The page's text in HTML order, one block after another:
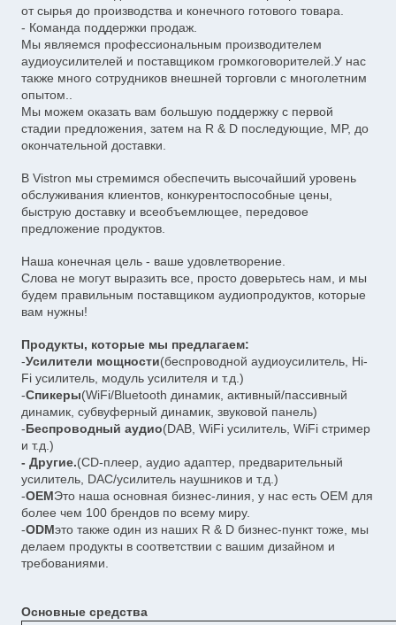
от сырья до производства и конечного готового товара.
- Команда поддержки продаж.
Мы являемся профессиональным производителем
аудиоусилителей и поставщиком громкоговорителей.У нас
также много сотрудников внешней торговли с многолетним
опытом..
Мы можем оказать вам большую поддержку с первой
стадии предложения, затем на R & D последующие, MP, до
окончательной доставки.
В Vistron мы стремимся обеспечить высочайший уровень
обслуживания клиентов, конкурентоспособные цены,
быструю доставку и всеобъемлющее, передовое
предложение продуктов.
Наша конечная цель - ваше удовлетворение.
Слова не могут выразить все, просто доверьтесь нам, и мы
будем правильным поставщиком аудиопродуктов, которые
вам нужны!
Продукты, которые мы предлагаем:
-Усилители мощности(беспроводной аудиоусилитель, Hi-
Fi усилитель, модуль усилителя и т.д.)
-Спикеры(WiFi/Bluetooth динамик, активный/пассивный
динамик, субвуферный динамик, звуковой панель)
-Беспроводный аудио(DAB, WiFi усилитель, WiFi стример
и т.д.)
- Другие.(CD-плеер, аудио адаптер, предварительный
усилитель, DAC/усилитель наушников и т.д.)
-OEMЭто наша основная бизнес-линия, у нас есть OEM для
более чем 100 брендов по всему миру.
-ODMэто также один из наших R & D бизнес-пункт тоже, мы
делаем продукты в соответствии с вашим дизайном и
требованиями.
Основные средства